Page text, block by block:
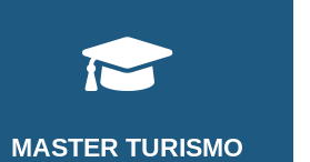
MASTER TURISMO